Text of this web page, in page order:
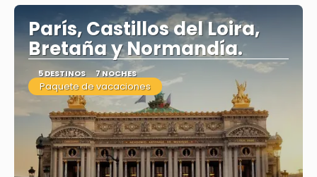
París, Castillos del Loira,
Bretaña y Normandía.
5 DESTINOS 7 NOCHES
Paquete de vacaciones